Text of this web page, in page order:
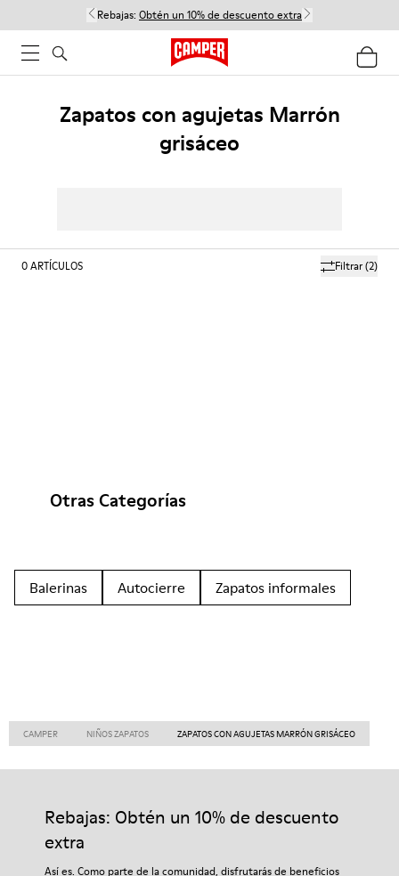
Rebajas: Obtén un 10% de descuento extra
Zapatos con agujetas Marrón
grisáceo
Filtrar(2)
0ARTÍCULOS
Otras Categorías
Balerinas Autocierre Zapatos informales
CAMPER NIÑOS ZAPATOS ZAPATOS CON AGUJETAS MARRÓN GRISÁCEO
Rebajas: Obtén un 10% de descuento
extra
Así es. Como parte de la comunidad, disfrutarás de beneficios